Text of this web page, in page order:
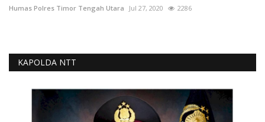
Humas Polres Timor Tengah Utara Jul 27, 2020 2286
KAPOLDA NTT